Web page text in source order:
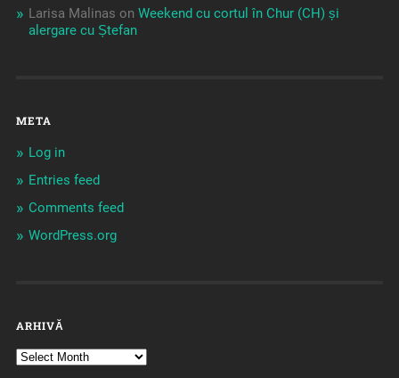
Larisa Malinas on Weekend cu cortul în Chur (CH) și
alergare cu Ștefan
META
Log in
Entries feed
Comments feed
WordPress.org
ARHIVĂ